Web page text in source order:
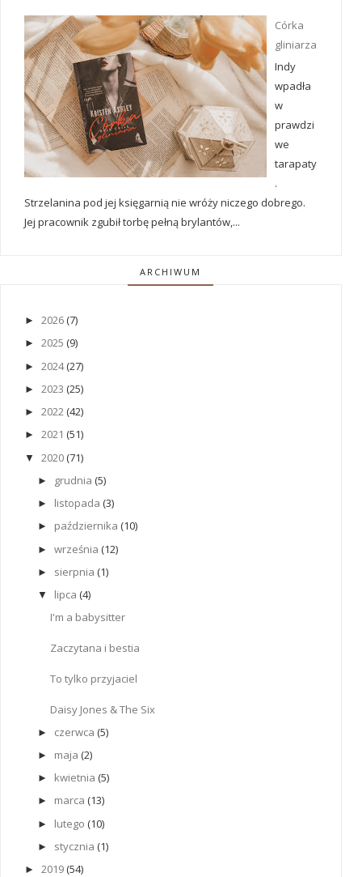
Córka
gliniarza
Indy
wpadła
w
prawdzi
we
tarapaty
.
Strzelanina pod jej księgarnią nie wróży niczego dobrego.
Jej pracownik zgubił torbę pełną brylantów,...
ARCHIWUM
► 2026 (7)
► 2025 (9)
► 2024(27)
► 2023 (25)
► 2022 (42)
► 2021 (51)
▼ 2020 (71)
► grudnia (5)
► listopada (3)
► października (10)
► września (12)
► sierpnia (1)
▼ lipca (4)
I'm a babysitter
Zaczytana i bestia
To tylko przyjaciel
Daisy Jones & The Six
► czerwca (5)
► maja (2)
► kwietnia (5)
► marca (13)
► lutego (10)
► stycznia (1)
► 2019 (54)